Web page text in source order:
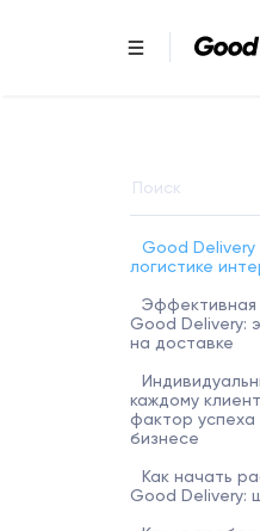
Good
логистике
Эффективная
Good Delivery:
на доставке
каждому
фактор
бизнесе
Как начать
Good Delivery: